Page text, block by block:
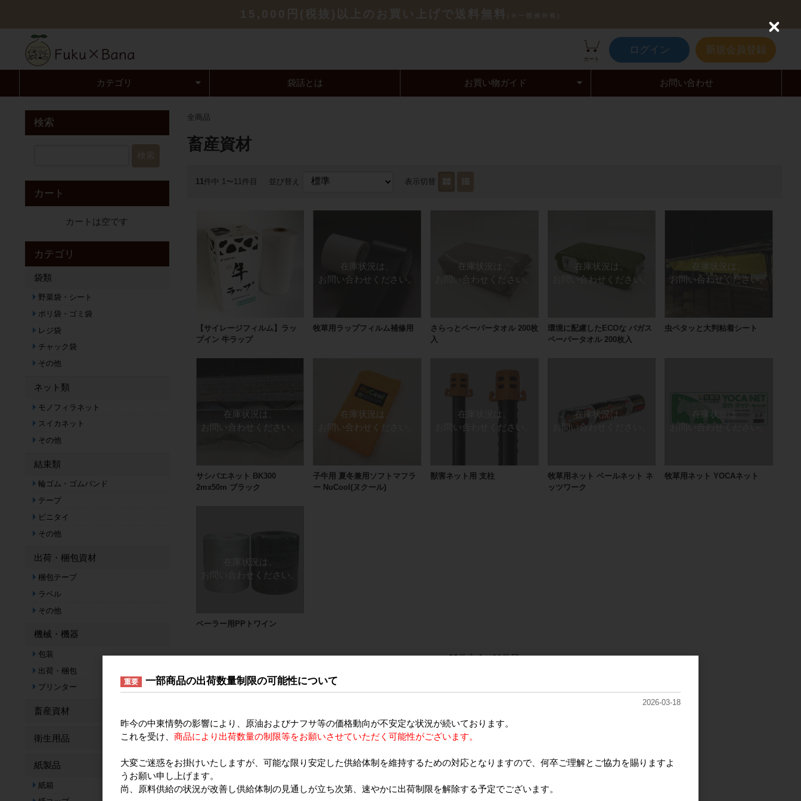
カート
ログイン 新規会員登録
カテゴリ 袋話とは お買い物ガイド お問い合わせ
全商品
畜産資材
11件中 1〜11件目 並び替え 表示切替
【サイレージフィルム】ラッ
プイン 牛ラップ
牧草用ラップフィルム補修用
さらっとペーパータオル 200枚
入
環境に配慮したECOな バガス
ペーパータオル 200枚入
虫ペタッと大判粘着シート
サシバエネット BK300
2mx50m ブラック
子牛用 夏冬兼用ソフトマフラ
ー NuCool(ヌクール)
獣害ネット用 支柱
牧草用ネット ベールネット ネ
ッツワーク
牧草用ネット YOCAネット
ベーラー用PPトワイン
11件中 1〜11件目
検索
カート
カートは空です
カテゴリ
袋類
野菜袋・シート
ポリ袋・ゴミ袋
レジ袋
チャック袋
その他
ネット類
モノフィラネット
スイカネット
その他
結束類
輪ゴム・ゴムバンド
テープ
ビニタイ
その他
出荷・梱包資材
梱包テープ
ラベル
その他
機械・機器
包装
出荷・梱包
プリンター
畜産資材
衛生用品
紙製品
紙箱
重要 一部商品の出荷数量制限の可能性について
2026-03-18
昨今の中東情勢の影響により、原油およびナフサ等の価格動向が不安定な状況が続いております。
これを受け、 商品により出荷数量の制限等をお願いさせていただく可能性がございます。
大変ご迷惑をお掛けいたしますが、可能な限り安定した供給体制を維持するための対応となりますので、何卒ご理解とご協力を賜りますよ
うお願い申し上げます。
尚、原料供給の状況が改善し供給体制の見通しが立ち次第、速やかに出荷制限を解除する予定でございます。
C
l
o
e